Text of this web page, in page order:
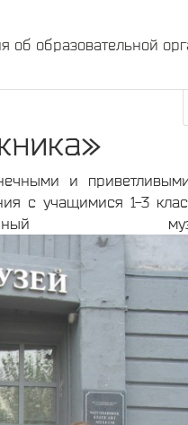
об образовательной
и
с учащимися 1-3